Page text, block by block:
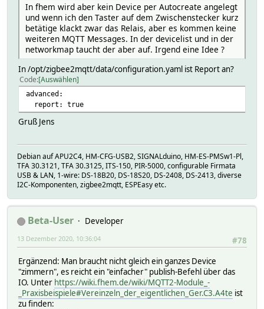
In fhem wird aber kein Device per Autocreate angelegt
und wenn ich den Taster auf dem Zwischenstecker kurz
betätige klackt zwar das Relais, aber es kommen keine
weiteren MQTT Messages. In der devicelist und in der
networkmap taucht der aber auf. Irgend eine Idee ?
In /opt/zigbee2mqtt/data/configuration.yaml ist Report an?
Code Auswählen
advanced:
report: true
Gruß Jens
Debian auf APU2C4, HM-CFG-USB2, SIGNALduino, HM-ES-PMSw1-Pl,
TFA 30.3121, TFA 30.3125, ITS-150, PIR-5000, configurable Firmata
USB & LAN, 1-wire: DS-18B20, DS-18S20, DS-2408, DS-2413, diverse
I2C-Komponenten, zigbee2mqtt, ESPEasy etc.
Beta-User
Developer
#78
13 Dezember 2020, 10:36:04
Ergänzend: Man braucht nicht gleich ein ganzes Device
"zimmern", es reicht ein "einfacher" publish-Befehl über das
IO. Unter https://wiki.fhem.de/wiki/MQTT2-Module_-
_Praxisbeispiele#Vereinzeln_der_eigentlichen_Ger.C3.A4te ist
zu finden: